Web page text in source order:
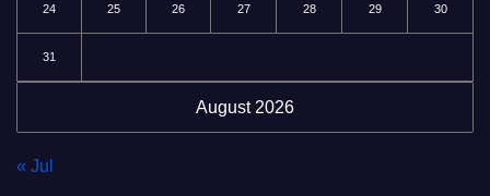
August 2026
24 25 26 27 28 29 30
31
« Jul